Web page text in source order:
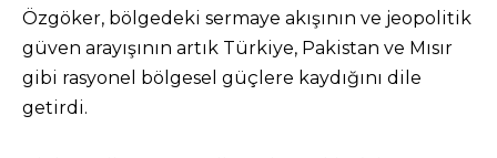
Özgöker, bölgedeki sermaye akışının ve jeopolitik
güven arayışının artık Türkiye, Pakistan ve Mısır
gibi rasyonel bölgesel güçlere kaydığını dile
getirdi.